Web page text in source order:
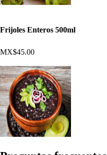
Frijoles Enteros 500ml
MX$45.00